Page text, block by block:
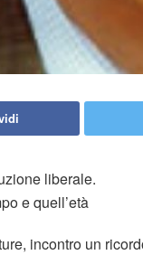
liberale.
e quell’età
incontro un